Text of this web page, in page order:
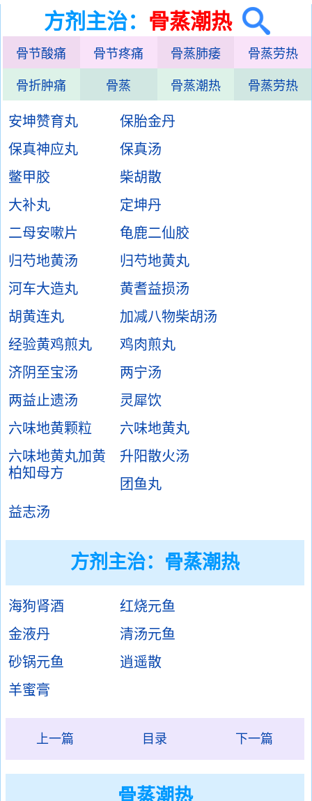
方剂主治： 骨蒸潮热
骨节酸痛 骨节疼痛 骨蒸肺痿 骨蒸劳热
骨折肿痛 骨蒸 骨蒸潮热 骨蒸劳热
安坤赞育丸
保胎金丹
保真神应丸
保真汤
鳖甲胶
柴胡散
大补丸
定坤丹
二母安嗽片
龟鹿二仙胶
归芍地黄汤
归芍地黄丸
河车大造丸
黄耆益损汤
胡黄连丸
加减八物柴胡汤
经验黄鸡煎丸
鸡肉煎丸
济阴至宝汤
两宁汤
两益止遗汤
灵犀饮
六味地黄颗粒
六味地黄丸
六味地黄丸加黄
柏知母方
升阳散火汤
团鱼丸
益志汤
方剂主治： 骨蒸潮热
海狗肾酒
红烧元鱼
金液丹
清汤元鱼
砂锅元鱼
逍遥散
羊蜜膏
上一篇 目录 下一篇
骨蒸潮热